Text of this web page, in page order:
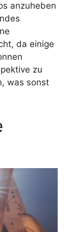
anzuheben
da einige
zu
was sonst